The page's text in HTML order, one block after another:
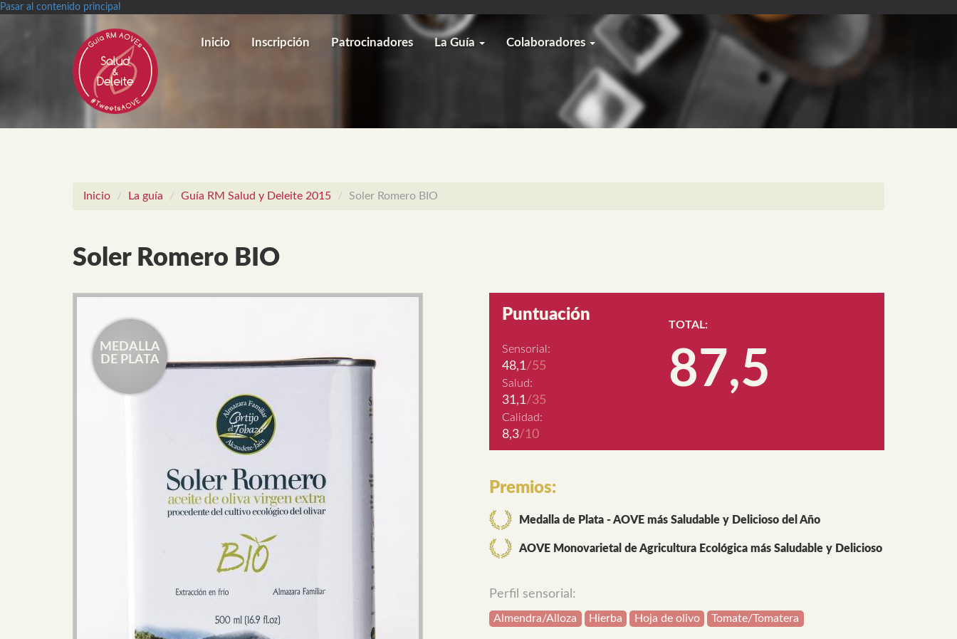
Pasar al contenido principal
Inicio Inscripción Patrocinadores La Guía Colaboradores
Inicio La guía Guía RM Salud y Deleite 2015 Soler Romero BIO
Soler Romero BIO
Puntuación
Sensorial:
48,1/55
Salud:
31,1/35
Calidad:
8,3/10
TOTAL:
87,5
Premios:
Medalla de Plata - AOVE más Saludable y Delicioso del Año
AOVE Monovarietal de Agricultura Ecológica más Saludable y Delicioso
Perfil sensorial:
Almendra/Alloza Hierba Hoja de olivo Tomate/Tomatera